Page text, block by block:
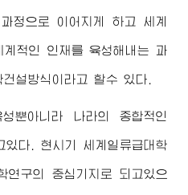
정으로 이어지게 하고 세계
적인 인재를 육성해내는 과
설방식이라고 할수 있다.
성뿐아니라 나라의 종합적인
있다. 현시기 세계일류급대학
구의 중심기지로 되고있으